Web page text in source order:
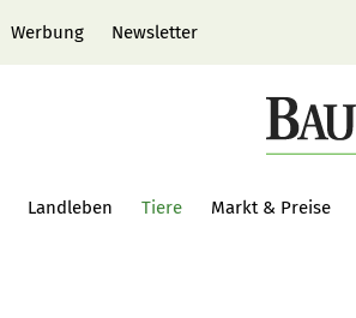
Werbung Newsletter
Landleben Tiere Markt & Preise